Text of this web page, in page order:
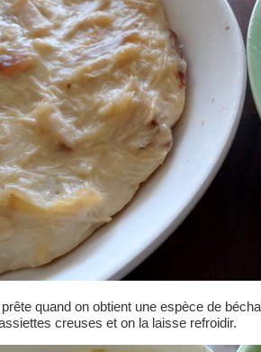
quand on obtient une espèce de
creuses et on la laisse refroidir.